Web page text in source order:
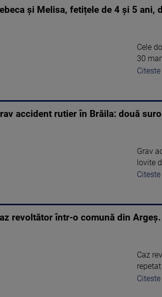
și Melisa, fetițele de 4 și 5
Cele
30
accident rutier în Brăila: două
Grav
lovite
revoltător într-o comună din
Caz